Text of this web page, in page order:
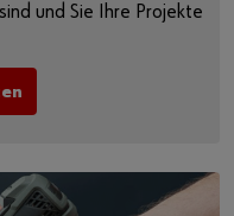
und Sie Ihre Projekte